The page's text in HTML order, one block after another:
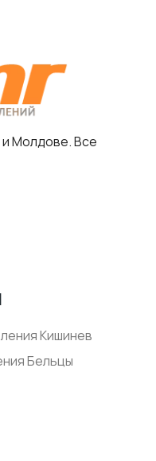
Молдове. Все
Кишинев
Бельцы